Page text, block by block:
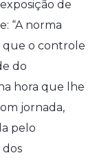
de
“A norma
que o controle
do
hora que lhe
jornada,
pelo